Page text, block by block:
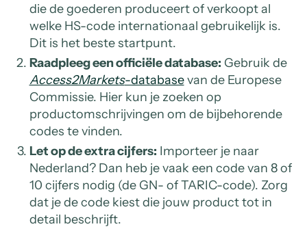
die de goederen produceert of verkoopt al
welke HS-code internationaal gebruikelijk is.
Dit is het beste startpunt.
Raadpleeg een officiële database: Gebruik de
Access2Markets-databasevan de Europese
Commissie. Hier kun je zoeken op
productomschrijvingen om de bijbehorende
codes te vinden.
Let op de extra cijfers: Importeer je naar
Nederland? Dan heb je vaak een code van 8 of
10 cijfers nodig (de GN- of TARIC-code). Zorg
dat je de code kiest die jouw product tot in
detail beschrijft.